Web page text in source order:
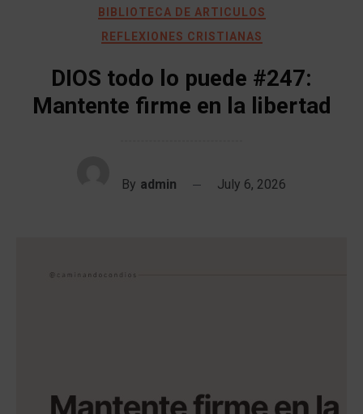
BIBLIOTECA DE ARTICULOS
REFLEXIONES CRISTIANAS
DIOS todo lo puede #247:
Mantente firme en la libertad
By admin July 6, 2026